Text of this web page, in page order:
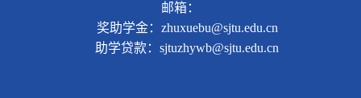
邮箱：
奖助学金：zhuxuebu@sjtu.edu.cn
助学贷款：sjtuzhywb@sjtu.edu.cn